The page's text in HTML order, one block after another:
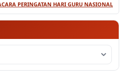
PERINGATAN HARI GURU NASIONAL